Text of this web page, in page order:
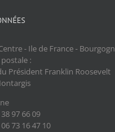
- Ile de France -
:
Président Franklin Roosevelt
97 66 09
73 16 47 10